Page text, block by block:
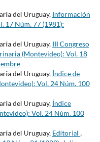
del Uruguay, Información
17 Núm. 77 (1981):
del Uruguay, III Congreso
(Montevideo): Vol. 18
del Uruguay, Índice de
Vol. 24 Núm. 100
del Uruguay, Índice
Vol. 24 Núm. 100
del Uruguay, Editorial ,